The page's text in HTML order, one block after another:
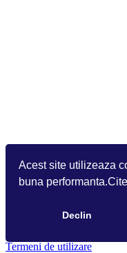
Acest site utilizeaza
buna
Declin
Termeni de utilizare